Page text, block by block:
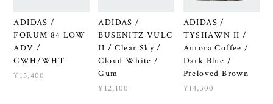
ADIDAS /
FORUM 84 LOW
ADV /
CWH/WHT
¥15,400
ADIDAS /
BUSENITZ VULC
II / Clear Sky /
Cloud White /
Gum
¥12,100
ADIDAS /
TYSHAWN II /
Aurora Coffee /
Dark Blue /
Preloved Brown
¥14,300